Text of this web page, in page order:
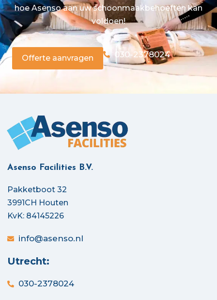
hoe Asenso aan uw schoonmaakbehoeften kan
voldoen!
Offerte aanvragen 030-2378024
Asenso Facilities B.V.
Pakketboot 32
3991CH Houten
KvK: 84145226
info@asenso.nl
Utrecht:
030-2378024